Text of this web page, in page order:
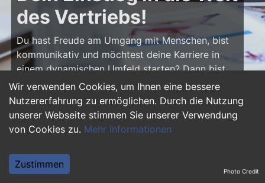
Wir verwenden Cookies, um Ihnen eine bessere
Nutzererfahrung zu ermöglichen. Durch die Nutzung
unserer Webseite stimmen Sie unserer Verwendung
von Cookies zu. Mehr Informationen
Zustimmen
des Vertriebs!
Du hast Freude am Umgang mit Menschen, bist
kommunikativ und möchtest deine Karriere in
einem dynamischen Umfeld starten? Dann bist
du aufvertriebler-jobs.comgenau richtig! Hier
findest du zahlreiche Ausbildungsplätze und
Einstiegsjobs im Vertrieb – von klassischen
Vertriebspositionen über Außendienst bis hin zu
Vertriebler und entwickle deine Talente!
Photo Credit